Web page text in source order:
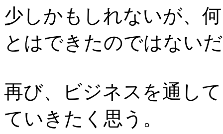
少しかもしれないが、
とはできたのではない
再び、ビジネスを通し
ていきたく思う。